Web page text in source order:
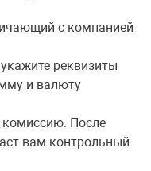
с компанией
реквизиты
и валюту
комиссию. После
вам контрольный